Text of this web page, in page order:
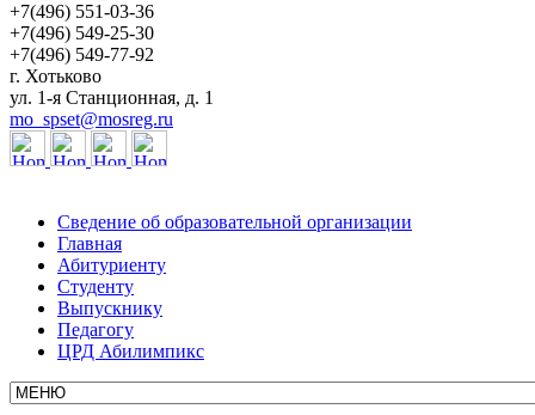
+7(496) 551-03-36
+7(496) 549-25-30
+7(496) 549-77-92
г. Хотьково
ул. 1-я Станционная, д. 1
mo_spset@mosreg.ru
Сведение об образовательной организации
Главная
Абитуриенту
Студенту
Выпускнику
Педагогу
ЦРД Абилимпикс